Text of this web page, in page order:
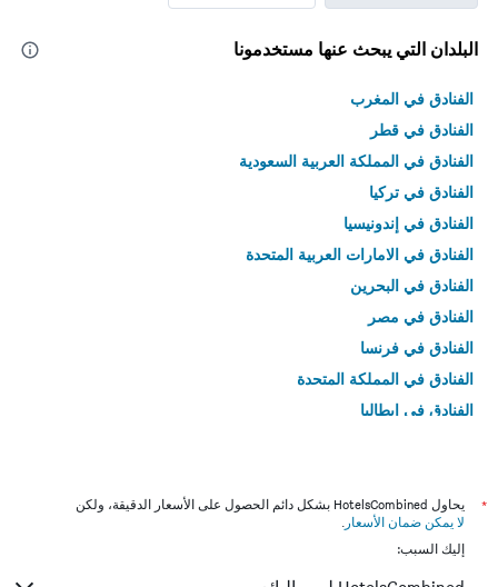
البلدان التي يبحث عنها مستخدمونا
الفنادق في المغرب
الفنادق في قطر
الفنادق في المملكة العربية السعودية
الفنادق في تركيا
الفنادق في إندونيسيا
الفنادق في الامارات العربية المتحدة
الفنادق في البحرين
الفنادق في مصر
الفنادق في فرنسا
الفنادق في المملكة المتحدة
الفنادق في إيطاليا
*
يحاول HotelsCombined بشكل دائم الحصول على الأسعار الدقيقة، ولكن
لا يمكن ضمان الأسعار .
إليك السبب: